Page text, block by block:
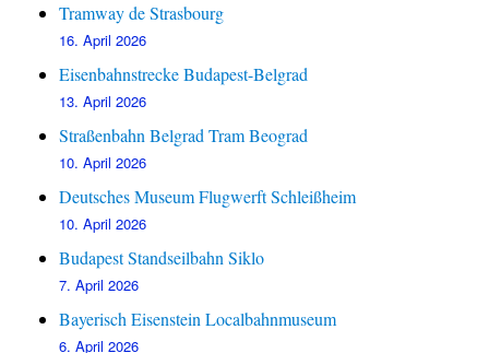
Tramway de Strasbourg
16. April 2026
Eisenbahnstrecke Budapest-Belgrad
13. April 2026
Straßenbahn Belgrad Tram Beograd
10. April 2026
Deutsches Museum Flugwerft Schleißheim
10. April 2026
Budapest Standseilbahn Siklo
7. April 2026
Bayerisch Eisenstein Localbahnmuseum
6. April 2026